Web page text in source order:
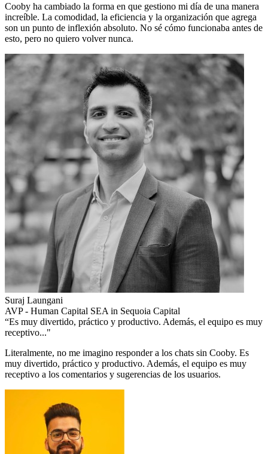
Cooby ha cambiado la forma en que gestiono mi día de una manera
increíble. La comodidad, la eficiencia y la organización que agrega
son un punto de inflexión absoluto. No sé cómo funcionaba antes de
esto, pero no quiero volver nunca.
Suraj Laungani
AVP - Human Capital SEA in Sequoia Capital
“Es muy divertido, práctico y productivo. Además, el equipo es muy
receptivo..."
Literalmente, no me imagino responder a los chats sin Cooby. Es
muy divertido, práctico y productivo. Además, el equipo es muy
receptivo a los comentarios y sugerencias de los usuarios.